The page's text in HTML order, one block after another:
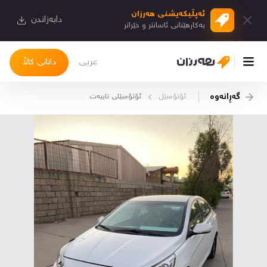
ئەپڵیكەیشنی هەرزان
بەكارهێنانی ئاسانتر و خێراتر دابەزاندن
دانانی کاڵا عربی
کاڵاکانم
دیاریکراوەکانم
دوا بینراوەکان
چات
گەڕانەوە ئۆتۆمبێل ئۆتۆمبێلی تایبه‌ت